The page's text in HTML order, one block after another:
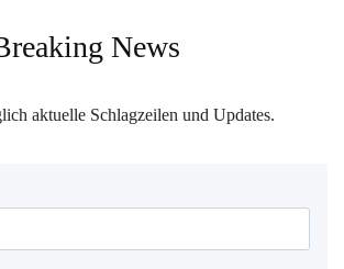
News
aktuelle Schlagzeilen und Updates.